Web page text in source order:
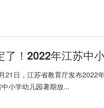
了！2022年江苏中
21日，江苏省教育厅发布2022
小学幼儿园暑期放...